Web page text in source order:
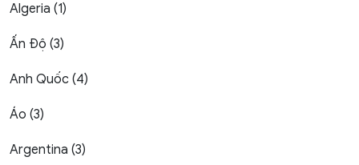
Algeria (1)
Ấn Độ (3)
Anh Quốc (4)
Áo (3)
Argentina (3)